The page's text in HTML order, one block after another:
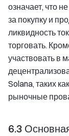
означает, что
за покупку и
ликвидность
торговать.
участвовать в
Solana, таких
рыночные
6.3